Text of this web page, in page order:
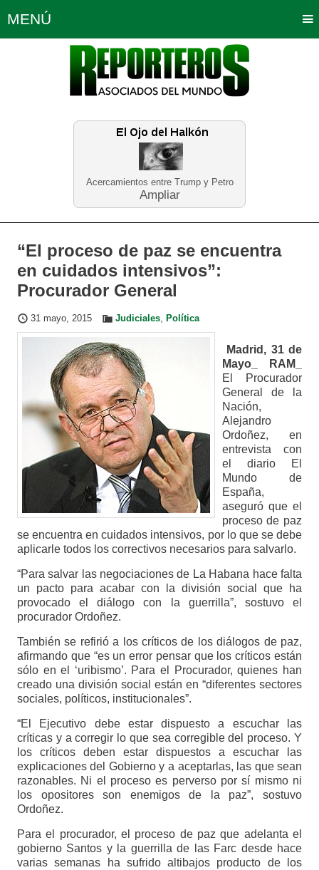
Acercamientos entre Trump y Petro
Ampliar
MENÚ
Política Opinión Bogotá
Planeta Tierra Deportes
Educación Neira
“El proceso de paz se encuentra
en cuidados intensivos”:
Procurador General
31 mayo, 2015 Judiciales, Política
Madrid, 31 de
Mayo_ RAM_
El Procurador
General de la
Nación,
Alejandro
Ordoñez, en
entrevista con
el diario El
Mundo de
España,
aseguró que el
proceso de paz
se encuentra en cuidados intensivos, por lo que se debe
aplicarle todos los correctivos necesarios para salvarlo.
“Para salvar las negociaciones de La Habana hace falta
un pacto para acabar con la división social que ha
provocado el diálogo con la guerrilla”, sostuvo el
procurador Ordoñez.
También se refirió a los críticos de los diálogos de paz,
afirmando que “es un error pensar que los críticos están
sólo en el ‘uribismo’. Para el Procurador, quienes han
creado una división social están en “diferentes sectores
sociales, políticos, institucionales”.
“El Ejecutivo debe estar dispuesto a escuchar las
críticas y a corregir lo que sea corregible del proceso. Y
los críticos deben estar dispuestos a escuchar las
explicaciones del Gobierno y a aceptarlas, las que sean
razonables. Ni el proceso es perverso por sí mismo ni
los opositores son enemigos de la paz”, sostuvo
Ordoñez.
Para el procurador, el proceso de paz que adelanta el
gobierno Santos y la guerrilla de las Farc desde hace
varias semanas ha sufrido altibajos producto de los